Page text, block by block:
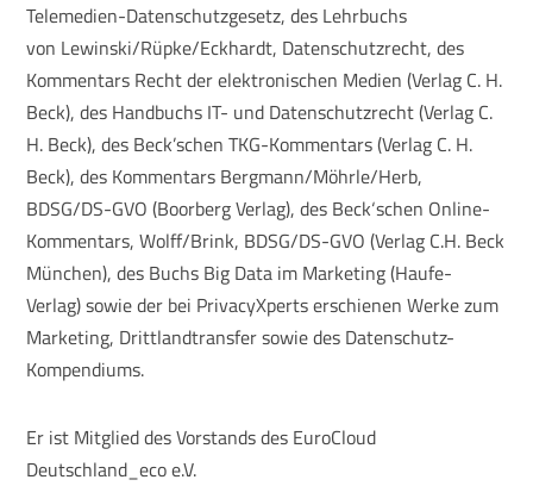
Telemedien-Datenschutzgesetz, des Lehrbuchs
von Lewinski/Rüpke/Eckhardt, Datenschutzrecht, des
Kommentars Recht der elektronischen Medien (Verlag C. H.
Beck), des Handbuchs IT- und Datenschutzrecht (Verlag C.
H. Beck), des Beck’schen TKG-Kommentars (Verlag C. H.
Beck), des Kommentars Bergmann/Möhrle/Herb,
BDSG/DS-GVO (Boorberg Verlag), des Beck‘schen Online-
Kommentars, Wolff/Brink, BDSG/DS-GVO (Verlag C.H. Beck
München), des Buchs Big Data im Marketing (Haufe-
Verlag) sowie der bei PrivacyXperts erschienen Werke zum
Marketing, Drittlandtransfer sowie des Datenschutz-
Kompendiums.
Er ist Mitglied des Vorstands des EuroCloud
Deutschland_eco e.V.